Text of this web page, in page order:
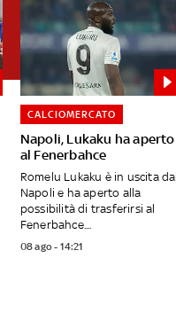
Napoli, Lukaku ha aperto
al Fenerbahce
CALCIOMERCATO
Romelu Lukaku è in uscita dal
Napoli e ha aperto alla
possibilità di trasferirsi al
Fenerbahce....
08 ago - 14:21